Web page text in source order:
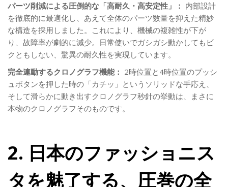
パーツ削減による圧倒的な「高耐久・高安定性」： 内部設計
を徹底的に最適化し、あえて全体のパーツ数量を抑えた精妙
な構造を採用しました。これにより、機械の複雑性が下が
り、故障率が劇的に減少。日常使いでガシガシ動かしてもビ
クともしない、驚異の耐久性を実現しています。
完全連動するクロノグラフ機能： 2時位置と4時位置のプッシ
ュボタンを押した時の「カチッ」というソリッドな手応え、
そして滑らかに動き出すクロノグラフ秒針の挙動は、まさに
本物のクロノグラフそのものです。
2. 日本のファッショニス
タを魅了する、圧巻の全